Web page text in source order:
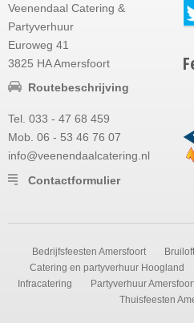
Veenendaal Catering &
Partyverhuur
Euroweg 41
3825 HA Amersfoort
Routebeschrijving
Tel. 033 - 47 68 459
Mob. 06 - 53 46 76 07
info@veenendaalcatering.nl
Contactformulier
Bedrijfsfeesten Amersfoort
Catering en partyverhuur Hoogland
Infracatering
Partyverhuur
Thuisfeesten